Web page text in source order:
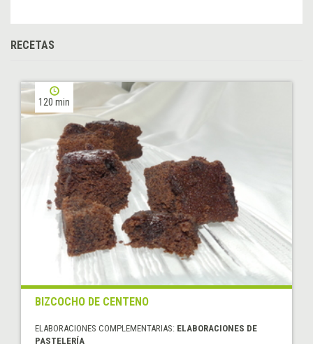
RECETAS
120 min
BIZCOCHO DE CENTENO
ELABORACIONES COMPLEMENTARIAS: ELABORACIONES DE
PASTELERÍA